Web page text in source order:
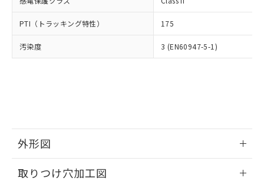
PTI（トラッキング特性） 175
汚染度 3 (EN60947-5-1)
外形図
取りつけ穴加工図
をご了承ください。
の共同利用に関して"
の「1.共同利
用者の範囲」に記載されている法人を
EU RoHS指令（10物質）の非含有証明書
51物質の非含有証明書（当社基準）
※本証明書は発行日時点で非含有を証明す
るもので、過去に遡って非含有を証明する
ものではありません。
り、2022年1月12日より割愛しておりま
す。